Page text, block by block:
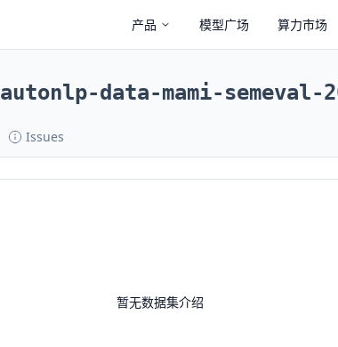
产品 模型广场 算力市场
autonlp-data-mami-semeval-
Issues
暂无数据集介绍